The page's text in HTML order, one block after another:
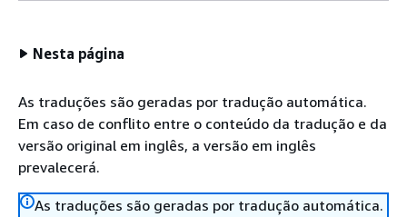
Nesta página
As traduções são geradas por tradução automática.
Em caso de conflito entre o conteúdo da tradução e da
versão original em inglês, a versão em inglês
prevalecerá.
As traduções são geradas por tradução automática.